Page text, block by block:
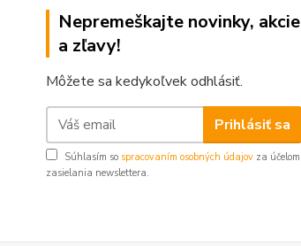
Nepremeškajte novinky, akcie
a zľavy!
Môžete sa kedykoľvek odhlásiť.
Prihlásiť sa
Súhlasím so spracovaním osobných údajov za účelom
zasielania newslettera.